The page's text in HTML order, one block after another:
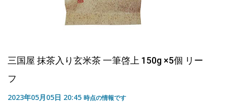
三国屋 抹茶入り玄米茶 一筆啓上 150g ×5個 リー
フ
2023年05月05日 20:45 時点の情報です